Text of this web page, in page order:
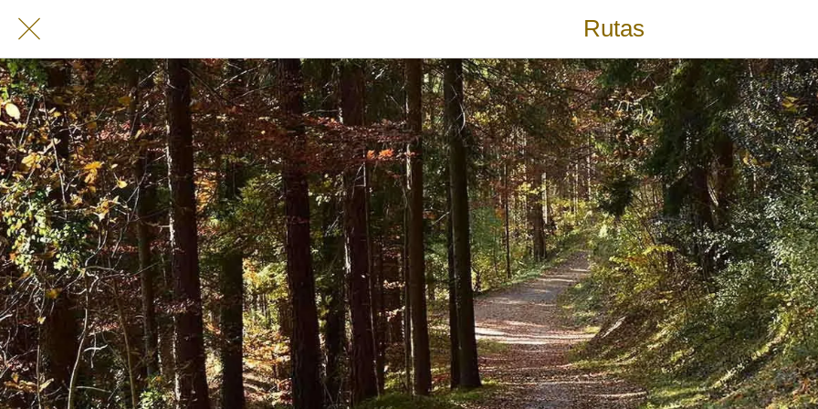
Rutas